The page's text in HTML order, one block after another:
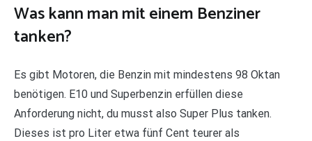
Was kann man mit einem Benziner
tanken?
Es gibt Motoren, die Benzin mit mindestens 98 Oktan
benötigen. E10 und Superbenzin erfüllen diese
Anforderung nicht, du musst also Super Plus tanken.
Dieses ist pro Liter etwa fünf Cent teurer als